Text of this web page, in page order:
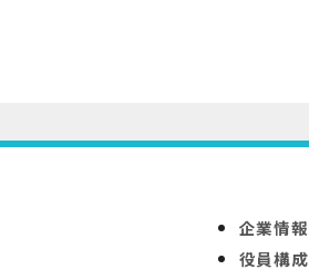
企業情報
役員構成